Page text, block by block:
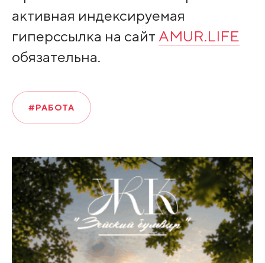
активная индексируемая
гиперссылка на сайт AMUR.LIFE
обязательна.
#РАБОТА